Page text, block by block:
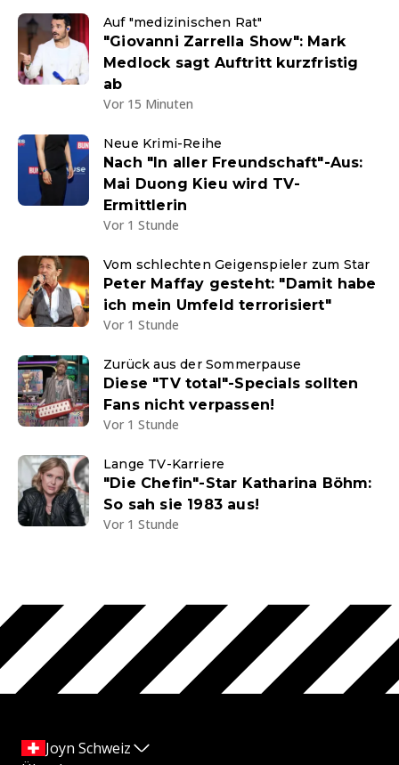
Auf "medizinischen Rat"
"Giovanni Zarrella Show": Mark
Medlock sagt Auftritt kurzfristig
ab
Vor 15 Minuten
Neue Krimi-Reihe
Nach "In aller Freundschaft"-Aus:
Mai Duong Kieu wird TV-
Ermittlerin
Vor 1 Stunde
Vom schlechten Geigenspieler zum Star
Peter Maffay gesteht: "Damit habe
ich mein Umfeld terrorisiert"
Vor 1 Stunde
Zurück aus der Sommerpause
Diese "TV total"-Specials sollten
Fans nicht verpassen!
Vor 1 Stunde
Lange TV-Karriere
"Die Chefin"-Star Katharina Böhm:
So sah sie 1983 aus!
Vor 1 Stunde
Joyn Schweiz